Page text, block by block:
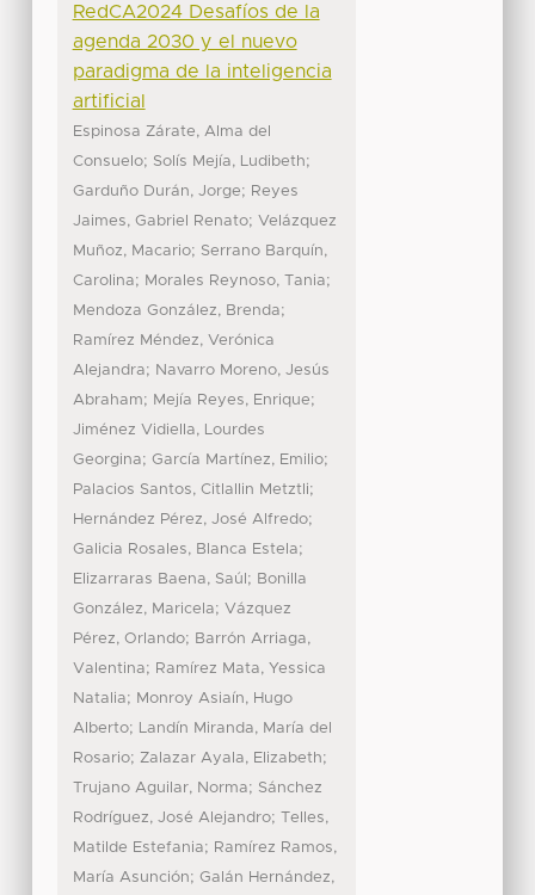
RedCA2024 Desafíos de la
agenda 2030 y el nuevo
paradigma de la inteligencia
artificial
Espinosa Zárate, Alma del
Consuelo; Solís Mejía, Ludibeth;
Garduño Durán, Jorge; Reyes
Jaimes, Gabriel Renato; Velázquez
Muñoz, Macario; Serrano Barquín,
Carolina; Morales Reynoso, Tania;
Mendoza González, Brenda;
Ramírez Méndez, Verónica
Alejandra; Navarro Moreno, Jesús
Abraham; Mejía Reyes, Enrique;
Jiménez Vidiella, Lourdes
Georgina; García Martínez, Emilio;
Palacios Santos, Citlallin Metztli;
Hernández Pérez, José Alfredo;
Galicia Rosales, Blanca Estela;
Elizarraras Baena, Saúl ; Bonilla
González, Maricela; Vázquez
Pérez, Orlando; Barrón Arriaga,
Valentina; Ramírez Mata, Yessica
Natalia; Monroy Asiaín, Hugo
Alberto; Landín Miranda, María del
Rosario; Zalazar Ayala, Elizabeth;
Trujano Aguilar, Norma; Sánchez
Rodríguez, José Alejandro; Telles,
Matilde Estefania; Ramírez Ramos,
María Asunción; Galán Hernández,